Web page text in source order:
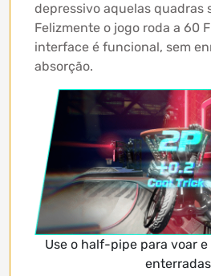
depressivo aquelas quadras
Felizmente o jogo roda a 60
interface é funcional, sem
absorção.
Use o half-pipe para voar